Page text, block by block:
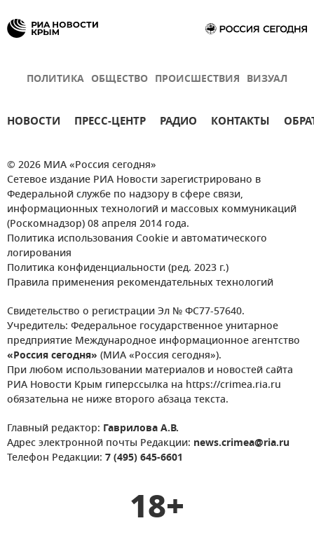
ПОЛИТИКА ОБЩЕСТВО ПРОИСШЕСТВИЯ ВИЗУАЛ
НОВОСТИ ПРЕСС-ЦЕНТР РАДИО КОНТАКТЫ
© 2026 МИА «Россия сегодня»
Сетевое издание РИА Новости зарегистрировано в
Федеральной службе по надзору в сфере связи,
информационных технологий и массовых коммуникаций
(Роскомнадзор) 08 апреля 2014 года.
Политика использования Cookie и автоматического
логирования
Политика конфиденциальности (ред. 2023 г.)
Правила применения рекомендательных технологий
Свидетельство о регистрации Эл № ФС77-57640.
Учредитель: Федеральное государственное унитарное
предприятие Международное информационное агентство
«Россия сегодня» (МИА «Россия сегодня»).
При любом использовании материалов и новостей сайта
РИА Новости Крым гиперссылка на https://crimea.ria.ru
обязательна не ниже второго абзаца текста.
Главный редактор: Гаврилова А.В.
Адрес электронной почты Редакции: news.crimea@ria.ru
Телефон Редакции: 7 (495) 645-6601
18+